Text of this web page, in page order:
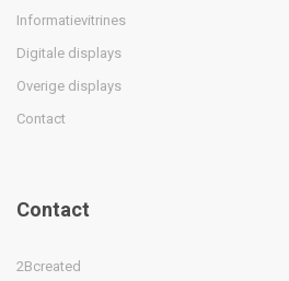
Informatievitrines
Digitale displays
Overige displays
Contact
Contact
2Bcreated